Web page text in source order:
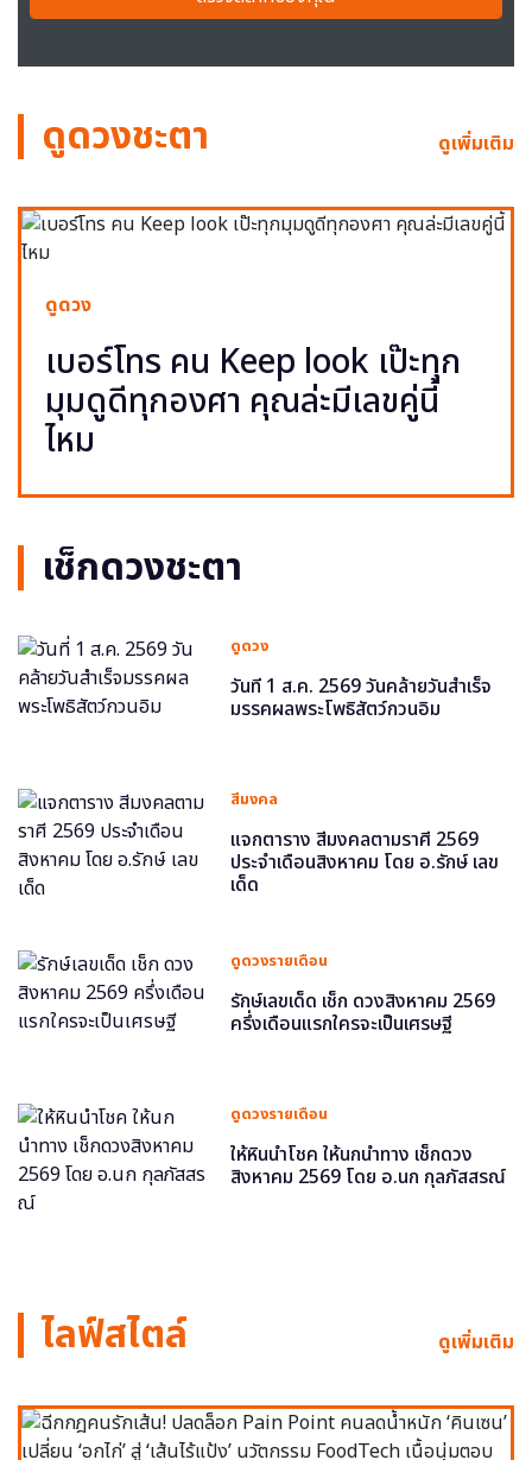
ดูดวงชะตา ดูเพิ่มเติม
ดูดวง
เบอร์โทร คน Keep look เป๊ะทุก
มุมดูดีทุกองศา คุณล่ะมีเลขคู่นี้
ไหม
เช็กดวงชะตา
ดูดวง
วันที่ 1 ส.ค. 2569 วันคล้ายวันสำเร็จ
มรรคผลพระโพธิสัตว์กวนอิม
สีมงคล
แจกตาราง สีมงคลตามราศี 2569
ประจำเดือนสิงหาคม โดย อ.รักษ์ เลข
เด็ด
ดูดวงรายเดือน
รักษ์เลขเด็ด เช็ก ดวงสิงหาคม 2569
ครึ่งเดือนแรกใครจะเป็นเศรษฐี
ดูดวงรายเดือน
ให้หินนำโชค ให้นกนำทาง เช็กดวง
สิงหาคม 2569 โดย อ.นก กุลภัสสรณ์
ไลฟ์สไตล์ ดูเพิ่มเติม